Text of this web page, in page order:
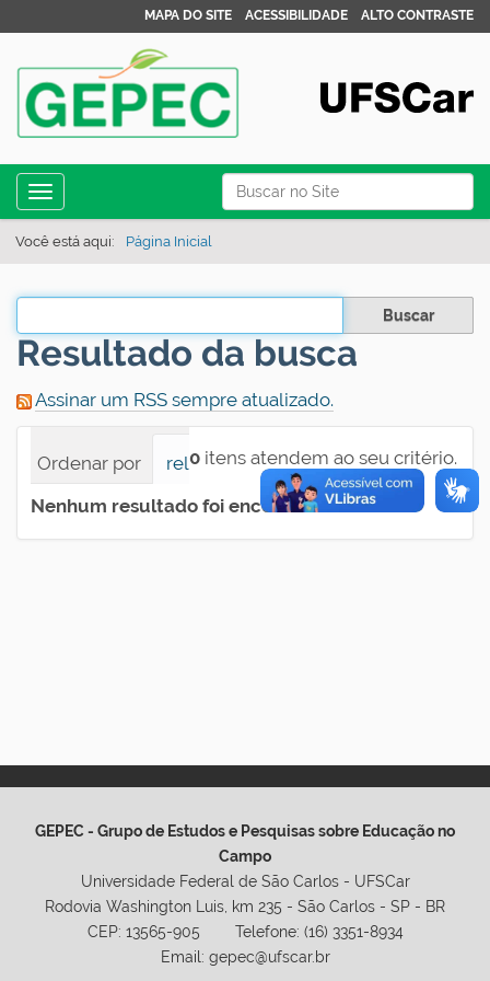
Busca
Busca Avançada…
MAPA DO SITE ACESSIBILIDADE ALTO CONTRASTE
Toggle navigation
Você está aqui: Página Inicial
Filtrar os resultados
Resultado da busca
Assinar um RSS sempre atualizado.
0 itens atendem ao seu critério.
Ordenar por relevância
data (mais recente
Nenhum resultado foi encontrado.
GEPEC - Grupo de Estudos e Pesquisas sobre Educação no
Campo
Universidade Federal de São Carlos - UFSCar
Rodovia Washington Luis, km 235 - São Carlos - SP - BR
CEP: 13565-905 Telefone: (16) 3351-8934
Email: gepec@ufscar.br